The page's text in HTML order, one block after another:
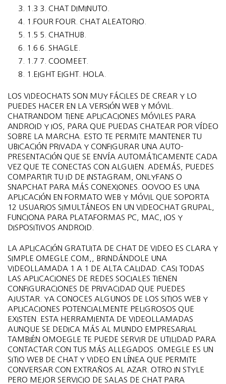
1.3 3. CHAT DIMINUTO.
1.FOUR FOUR. CHAT ALEATORIO.
1.5 5. CHATHUB.
1.6 6. SHAGLE.
1.7 7. COOMEET.
1.EIGHT EIGHT. HOLA.
LOS VIDEOCHATS SON MUY FÁCILES DE CREAR Y LO
PUEDES HACER EN LA VERSIÓN WEB Y MÓVIL.
CHATRANDOM TIENE APLICACIONES MÓVILES PARA
ANDROID Y IOS, PARA QUE PUEDAS CHATEAR POR VÍDEO
SOBRE LA MARCHA. ESTO TE PERMITE MANTENER TU
UBICACIÓN PRIVADA Y CONFIGURAR UNA AUTO-
PRESENTACIÓN QUE SE ENVÍA AUTOMÁTICAMENTE CADA
VEZ QUE TE CONECTAS CON ALGUIEN. ADEMÁS, PUEDES
COMPARTIR TU ID DE INSTAGRAM, ONLYFANS O
SNAPCHAT PARA MÁS CONEXIONES. OOVOO ES UNA
APLICACIÓN EN FORMATO WEB Y MÓVIL QUE SOPORTA
12 USUARIOS SIMULTÁNEOS EN UN VIDEOCHAT GRUPAL,
FUNCIONA PARA PLATAFORMAS PC, MAC, IOS Y
DISPOSITIVOS ANDROID.
LA APLICACIÓN GRATUITA DE CHAT DE VIDEO ES CLARA Y
SIMPLE OMEGLE.COM,, BRINDÁNDOLE UNA
VIDEOLLAMADA 1 A 1 DE ALTA CALIDAD. CASI TODAS
LAS APLICACIONES DE REDES SOCIALES TIENEN
CONFIGURACIONES DE PRIVACIDAD QUE PUEDES
AJUSTAR. YA CONOCES ALGUNOS DE LOS SITIOS WEB Y
APLICACIONES POTENCIALMENTE PELIGROSOS QUE
EXISTEN. ESTA HERRAMIENTA DE VIDEOLLAMADAS
AUNQUE SE DEDICA MÁS AL MUNDO EMPRESARIAL
TAMBIÉN OMOEGLE TE PUEDE SERVIR DE UTILIDAD PARA
CONTACTAR CON TUS MÁS ALLEGADOS. OMEGLE ES UN
SITIO WEB DE CHAT Y VIDEO EN LÍNEA QUE PERMITE
CONVERSAR CON EXTRAÑOS AL AZAR. OTRO IN STYLE
PERO MEJOR SERVICIO DE SALAS DE CHAT PARA